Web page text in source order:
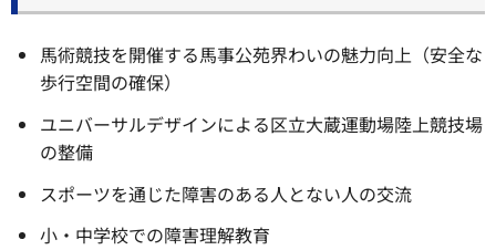
馬術競技を開催する馬事公苑界わいの魅力向上（安全な
歩行空間の確保）
ユニバーサルデザインによる区立大蔵運動場陸上競技場
の整備
スポーツを通じた障害のある人とない人の交流
小・中学校での障害理解教育